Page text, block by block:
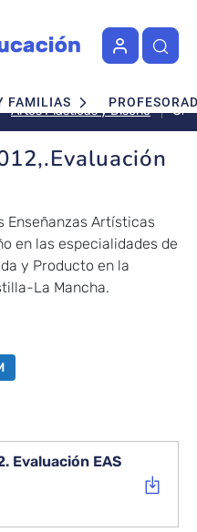
FAMILIAS
Artes Plásticas y Diseño
de
Enseñanzas Artísticas
en las especialidades de
y Producto en la
La Mancha.
Evaluación EAS